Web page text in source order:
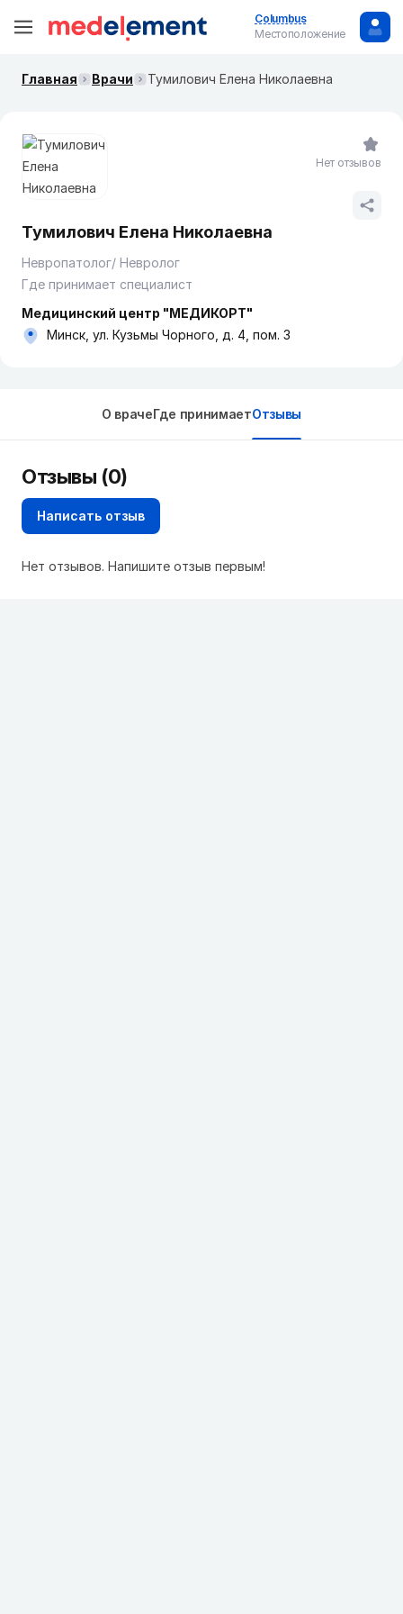
Columbus
Местоположение
Главная Врачи Тумилович Елена Николаевна
Тумилович Елена Николаевна
Невропатолог/ Невролог
Где принимает специалист
Медицинский центр "МЕДИКОРТ"
Минск, ул. Кузьмы Чорного, д. 4, пом. 3
Нет отзывов
О врачеГде принимаетОтзывы
Отзывы (0)
Написать отзыв
Нет отзывов. Напишите отзыв первым!